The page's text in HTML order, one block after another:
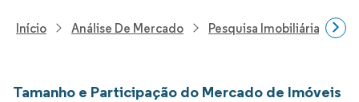
Início Análise De Mercado Pesquisa Imobiliária E De
Tamanho e Participação do Mercado de Imóveis